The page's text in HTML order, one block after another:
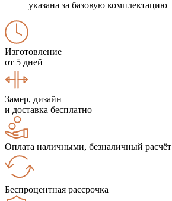
указана за базовую комплектацию
Изготовление
от 5 дней
Замер, дизайн
и доставка бесплатно
Оплата наличными, безналичный расчёт
Беспроцентная рассрочка